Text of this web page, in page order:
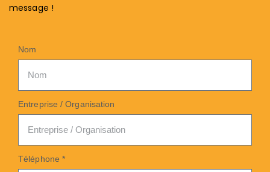
message !
Nom
Entreprise / Organisation
Téléphone *